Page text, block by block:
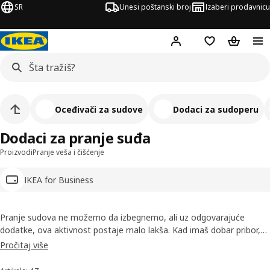
SR Unesi poštanski broj Izaberi prodavnicu
Hej! Prijavi se
Lista željaKorpa
ProizvodiPranje veša i čišćenje
IKEA for Business
Dodaci za pranje suđa
Oceđivači za sudove Dodaci za sudoperu
Pranje sudova ne možemo da izbegnemo, ali uz odgovarajuće
dodatke, ova aktivnost postaje malo lakša. Kad imaš dobar pribor,
poput oceđivača za pribor, držača kuhinjskih ubrusa i krpa, sudovi će
Pročitaj više